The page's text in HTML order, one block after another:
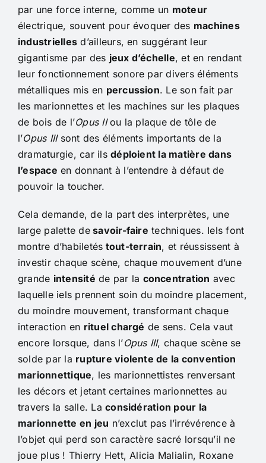
par une force interne, comme un moteur
électrique, souvent pour évoquer des machines
industrielles d’ailleurs, en suggérant leur
gigantisme par des jeux d’échelle, et en rendant
leur fonctionnement sonore par divers éléments
métalliques mis en percussion. Le son fait par
les marionnettes et les machines sur les plaques
de bois de l’Opus IIou la plaque de tôle de
l’Opus IIIsont des éléments importants de la
dramaturgie, car ilsdéploient la matière dans
l’espace en donnant à l’entendre à défaut de
pouvoir la toucher.
Cela demande, de la part des interprètes, une
large palette desavoir-faire techniques. Iels font
montre d’habiletés tout-terrain, et réussissent à
investir chaque scène, chaque mouvement d’une
grande intensité de par la concentration avec
laquelle iels prennent soin du moindre placement,
du moindre mouvement, transformant chaque
interaction en rituel chargé de sens. Cela vaut
encore lorsque, dans l’Opus III, chaque scène se
solde par la rupture violente de la convention
marionnettique, les marionnettistes renversant
les décors et jetant certaines marionnettes au
travers la salle. Laconsidération pour la
marionnette en jeu n’exclut pas l’irrévérence à
l’objet qui perd son caractère sacré lorsqu’il ne
joue plus ! Thierry Hett, Alicia Malialin, Roxane